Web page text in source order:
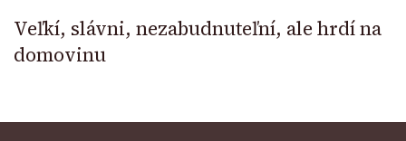
Veľkí, slávni, nezabudnuteľní, ale hrdí na
domovinu